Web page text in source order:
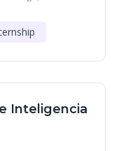
Inteligencia